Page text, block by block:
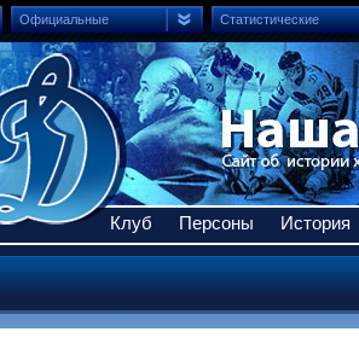
Официальные Статистические
Клуб Персоны История